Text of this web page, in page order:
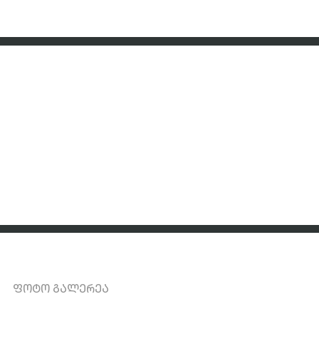
ᲮᲨᲘᲠᲐᲓ ᲓᲐᲡᲛᲣᲚᲘ ᲙᲘᲗᲮᲕᲔᲑᲘ
ᲤᲝᲢᲝ ᲒᲐᲚᲔᲠᲔᲐ